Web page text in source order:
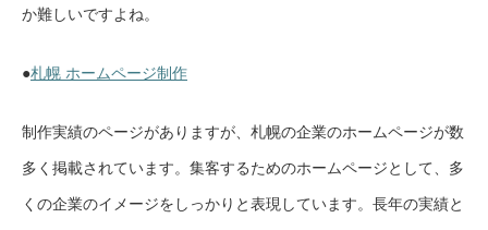
か難しいですよね。
●札幌 ホームページ制作
制作実績のページがありますが、札幌の企業のホームページが数
多く掲載されています。集客するためのホームページとして、多
くの企業のイメージをしっかりと表現しています。長年の実績と